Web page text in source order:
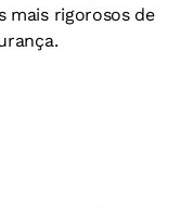
mais rigorosos de